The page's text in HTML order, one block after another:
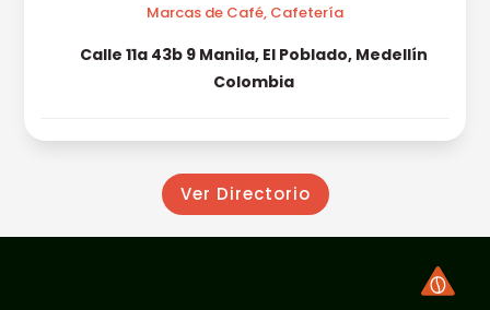
Marcas de Café, Cafetería
Calle 11a 43b 9 Manila, El Poblado, Medellín
Colombia
Ver Directorio